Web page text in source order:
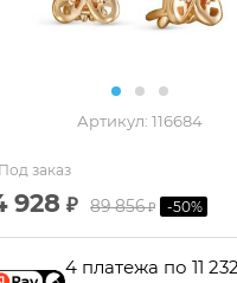
Артикул: 116684
928 ₽ 89 856₽ -50%
4 платежа по 11
Под заказ